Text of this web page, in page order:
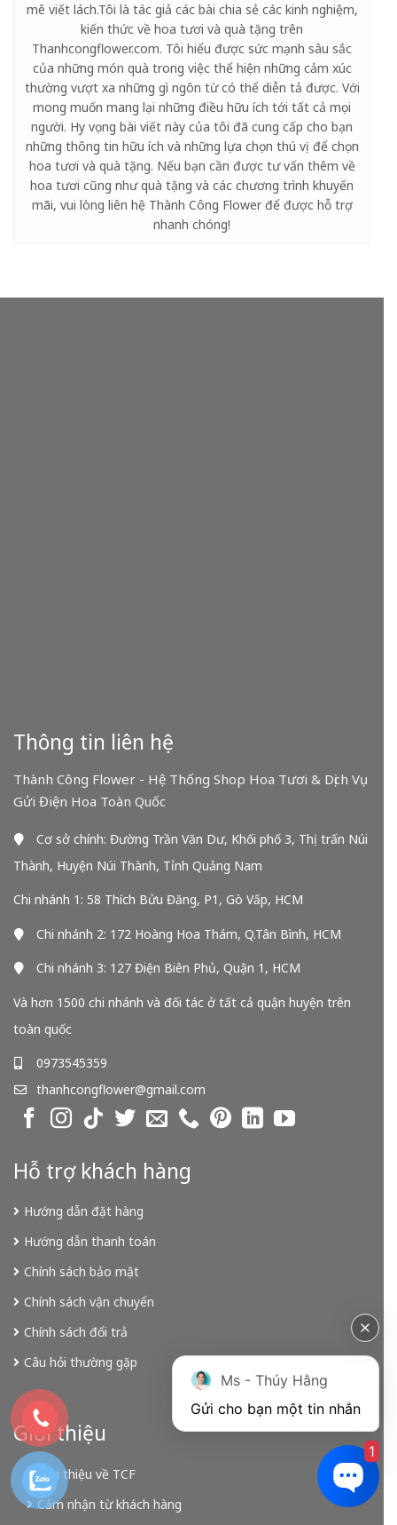
mê viết lách.Tôi là tác giả các bài chia sẻ các kinh nghiệm,
kiến thức về hoa tươi và quà tặng trên
Thanhcongflower.com. Tôi hiểu được sức mạnh sâu sắc
của những món quà trong việc thể hiện những cảm xúc
thường vượt xa những gì ngôn từ có thể diễn tả được. Với
mong muốn mang lại những điều hữu ích tới tất cả mọi
người. Hy vọng bài viết này của tôi đã cung cấp cho bạn
những thông tin hữu ích và những lựa chọn thú vị để chọn
hoa tươi và quà tặng. Nếu bạn cần được tư vấn thêm về
hoa tươi cũng như quà tặng và các chương trình khuyến
mãi, vui lòng liên hệ Thành Công Flower để được hỗ trợ
nhanh chóng!
Thông tin liên hệ
Thành Công Flower - Hệ Thống Shop Hoa Tươi & Dịch Vụ
Gửi Điện Hoa Toàn Quốc
Cơ sở chính: Đường Trần Văn Dư, Khối phố 3, Thị trấn Núi
Thành, Huyện Núi Thành, Tỉnh Quảng Nam
Chi nhánh 1: 58 Thích Bửu Đăng, P1, Gò Vấp, HCM
Chi nhánh 2: 172 Hoàng Hoa Thám, Q.Tân Bình, HCM
Chi nhánh 3: 127 Điện Biên Phủ, Quận 1, HCM
Và hơn 1500 chi nhánh và đối tác ở tất cả quận huyện trên
toàn quốc
0973545359
thanhcongflower@gmail.com
Hỗ trợ khách hàng
Hướng dẫn đặt hàng
Hướng dẫn thanh toán
Chính sách bảo mật
Chính sách vận chuyển
Chính sách đổi trả
Câu hỏi thường gặp
Giới thiệu
Giới thiệu về TCF
Cảm nhận từ khách hàng
Ms - Thúy Hằng
Gửi cho bạn một tin nhắn
1